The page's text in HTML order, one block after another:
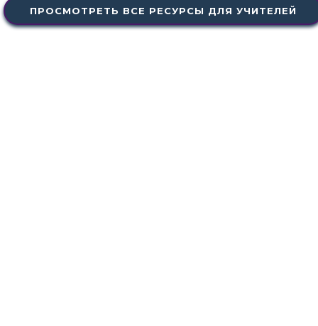
ПРОСМОТРЕТЬ ВСЕ РЕСУРСЫ ДЛЯ УЧИТЕЛЕЙ